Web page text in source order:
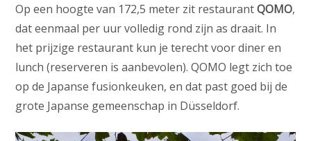
Op een hoogte van 172,5 meter zit restaurantQOMO,
dat eenmaal per uur volledig rond zijn as draait. In
het prijzige restaurant kun je terecht voor diner en
lunch (reserveren is aanbevolen). QOMO legt zich toe
op de Japanse fusionkeuken, en dat past goed bij de
grote Japanse gemeenschap in Düsseldorf.